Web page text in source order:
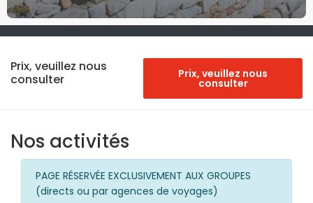
Prix, veuillez nous
consulter
Prix, veuillez nous
consulter
Nos activités
PAGE RÉSERVÉE EXCLUSIVEMENT AUX GROUPES
(directs ou par agences de voyages)